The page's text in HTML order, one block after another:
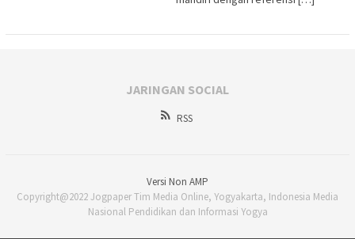
JARINGAN SOCIAL
RSS
Versi Non AMP
Copyright@2022 Jogpaper Tim Media Online, Yogyakarta, Indonesia Media
Nasional Pendidikan dan Informasi Yogya